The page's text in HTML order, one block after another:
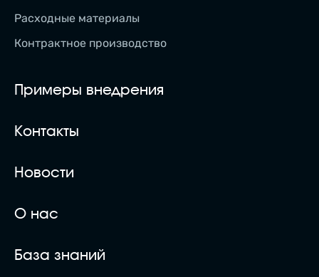
Расходные материалы
Контрактное производство
Примеры внедрения
Контакты
Новости
О нас
База знаний